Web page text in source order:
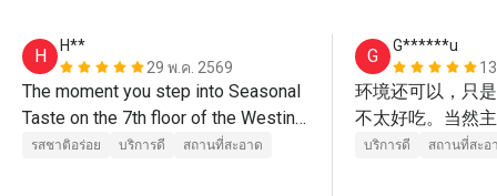
H
H**
29 พ.ค. 2569
The moment you step into Seasonal
Taste on the 7th floor of the Westin
Grande Sukhumvit, the first thing that
รสชาติอร่อย บริการดี สถานที่สะอาด
G
G******u
环境还可以，只
不太好吃。当然
价格便宜吧。
บริการดี สถานที่สะอ